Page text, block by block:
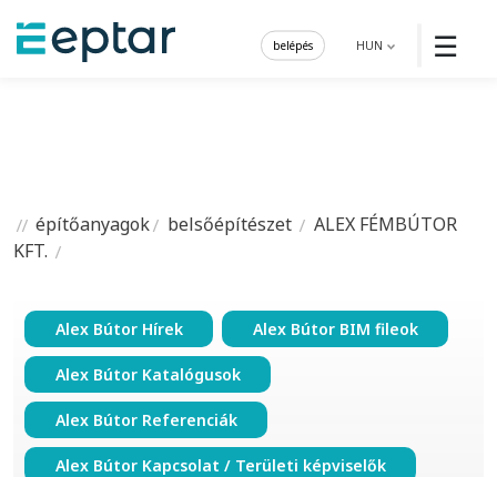
☰
HUN
belépés
építőanyagok belsőépítészet
ALEX FÉMBÚTOR
KFT.
Alex Bútor Hírek Alex Bútor BIM fileok
Alex Bútor Katalógusok
Alex Bútor Referenciák
Alex Bútor Kapcsolat / Területi képviselők